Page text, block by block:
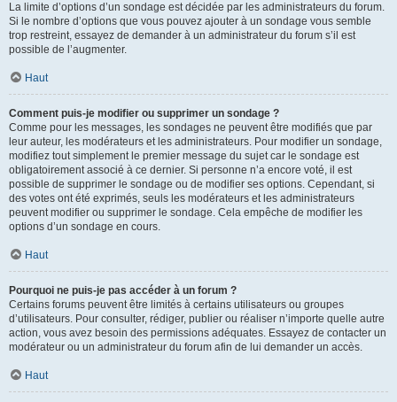
La limite d’options d’un sondage est décidée par les administrateurs du forum.
Si le nombre d’options que vous pouvez ajouter à un sondage vous semble
trop restreint, essayez de demander à un administrateur du forum s’il est
possible de l’augmenter.
Haut
Comment puis-je modifier ou supprimer un sondage ?
Comme pour les messages, les sondages ne peuvent être modifiés que par
leur auteur, les modérateurs et les administrateurs. Pour modifier un sondage,
modifiez tout simplement le premier message du sujet car le sondage est
obligatoirement associé à ce dernier. Si personne n’a encore voté, il est
possible de supprimer le sondage ou de modifier ses options. Cependant, si
des votes ont été exprimés, seuls les modérateurs et les administrateurs
peuvent modifier ou supprimer le sondage. Cela empêche de modifier les
options d’un sondage en cours.
Haut
Pourquoi ne puis-je pas accéder à un forum ?
Certains forums peuvent être limités à certains utilisateurs ou groupes
d’utilisateurs. Pour consulter, rédiger, publier ou réaliser n’importe quelle autre
action, vous avez besoin des permissions adéquates. Essayez de contacter un
modérateur ou un administrateur du forum afin de lui demander un accès.
Haut